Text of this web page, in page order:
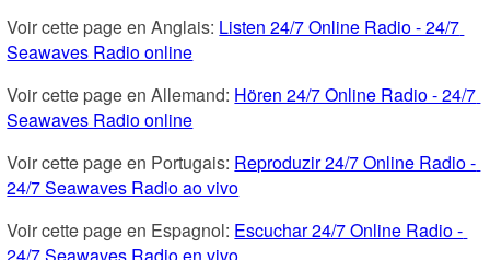
Voir cette page en Anglais: Listen 24/7 Online Radio - 24/7
Seawaves Radio online
Voir cette page en Allemand: Hören 24/7 Online Radio - 24/7
Seawaves Radio online
Voir cette page en Portugais: Reproduzir 24/7 Online Radio -
24/7 Seawaves Radio ao vivo
Voir cette page en Espagnol: Escuchar 24/7 Online Radio -
24/7 Seawaves Radio en vivo